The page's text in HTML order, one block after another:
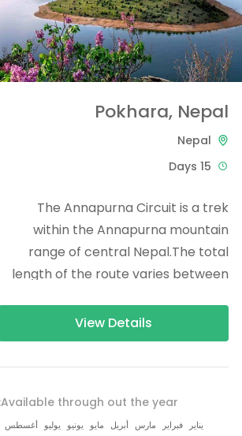
Pokhara, Nepal
Nepal
15 Days
The Annapurna Circuit is a trek
within the Annapurna mountain
range of central Nepal.The total
length of the route varies between
View Details
Available through out the year:
يناير فبراير مارس أبريل مايو يونيو يوليو أغسطس